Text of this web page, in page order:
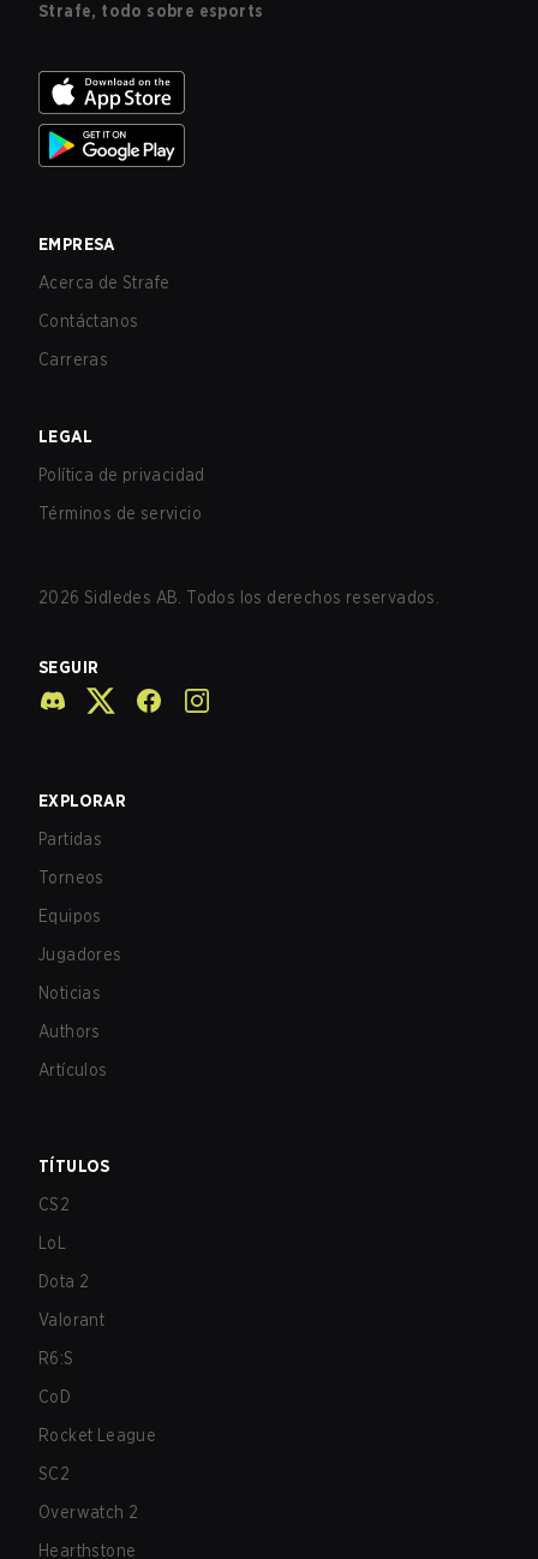
Strafe, todo sobre esports
EMPRESA
Acerca de Strafe
Contáctanos
Carreras
LEGAL
Política de privacidad
Términos de servicio
2026 Sidledes AB. Todos los derechos reservados.
SEGUIR
EXPLORAR
Partidas
Torneos
Equipos
Jugadores
Noticias
Authors
Artículos
TÍTULOS
CS2
LoL
Dota 2
Valorant
R6:S
CoD
Rocket League
SC2
Overwatch 2
Hearthstone